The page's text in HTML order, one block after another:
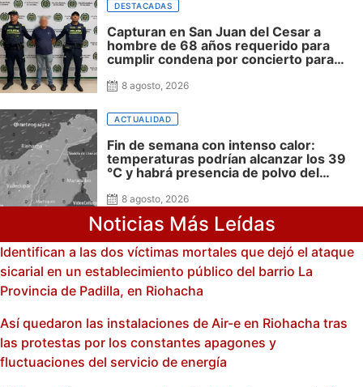
DESTACADAS
Capturan en San Juan del Cesar a
hombre de 68 años requerido para
cumplir condena por concierto para
8 agosto, 2026
ACTUALIDAD
Fin de semana con intenso calor:
temperaturas podrían alcanzar los 39
°C y habrá presencia de polvo del
8 agosto, 2026
Noticias Más Leídas
Identifican a las dos víctimas mortales que dejó el ataque
sicarial en un establecimiento público del barrio La
Provincia de Padilla, en Riohacha
Así quedaron las instalaciones de Air-e en Riohacha tras
las protestas por los constantes apagones y
fluctuaciones del servicio de energía